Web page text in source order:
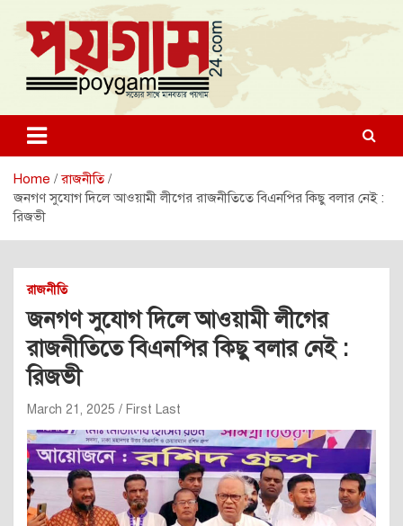
content
poygam24.com
poygam24.com
Home
রাজনীতি
জনগণ সুযোগ দিলে আওয়ামী লীগের রাজনীতিতে বিএনপির কিছু বলার নেই :
রিজভী
রাজনীতি
জনগণ সুযোগ দিলে আওয়ামী লীগের
রাজনীতিতে বিএনপির কিছু বলার নেই :
রিজভী
March 21, 2025 First Last